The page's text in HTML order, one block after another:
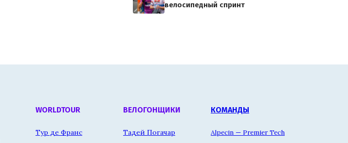
велосипедный спринт
WORLDTOUR
Тур де Франс
ВЕЛОГОНЩИКИ
Тадей Погачар
КОМАНДЫ
Alpecin — Premier Tech